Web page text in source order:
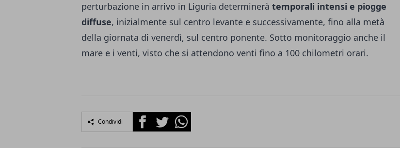
perturbazione in arrivo in Liguria determinerà temporali intensi e piogge
diffuse, inizialmente sul centro levante e successivamente, fino alla metà
della giornata di venerdì, sul centro ponente. Sotto monitoraggio anche il
mare e i venti, visto che si attendono venti fino a 100 chilometri orari.
Condividi FacebookTwitterWhatsapp